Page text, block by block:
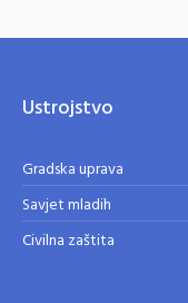
Ustrojstvo
Gradska uprava
Savjet mladih
Civilna zaštita